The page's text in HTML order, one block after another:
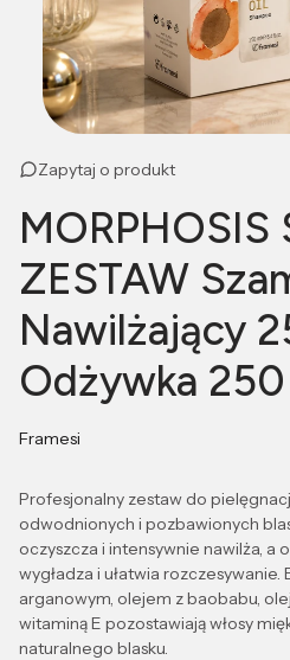
Zapytaj o produkt
MORPHOSIS
ZESTAW
Nawilżający
Odżywka
Framesi
Profesjonalny zestaw do
odwodnionych i pozbawionych
oczyszcza i intensywnie nawilża, a
wygładza i ułatwia
arganowym, olejem z baobabu,
witaminą E pozostawiają włosy
naturalnego blasku.